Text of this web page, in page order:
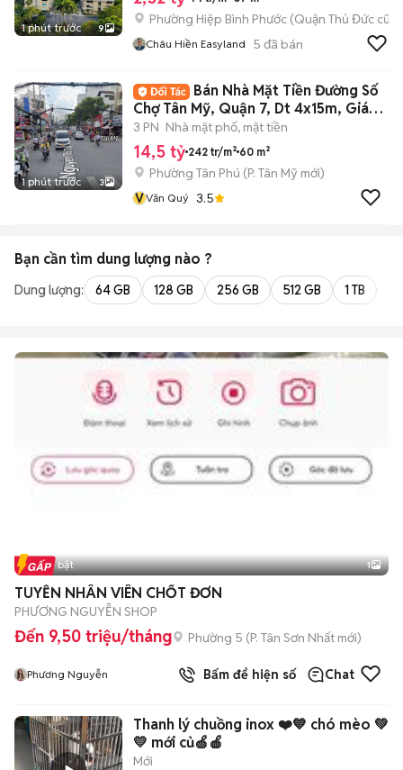
1 phút trước 9
Phường Hiệp Bình Phước (Quận Thủ Đức cũ)
Châu Hiền Easyland 5 đã bán
1 phút trước 3
Bán Nhà Mặt Tiền Đường Số
Chợ Tân Mỹ, Quận 7, Dt 4x15m, Giá
14.5 tỷ
3 PN Nhà mặt phố, mặt tiền
14,5 tỷ 242 tr/m² 60 m²
Phường Tân Phú (P. Tân Mỹ mới)
VVăn Quý 3.5
Bạn cần tìm dung lượng nào ?
Dung lượng: 64 GB 128 GB 256 GB 512 GB 1 TB
Tin nổi bật 1
TUYỄN NHÂN VIÊN CHỐT ĐƠN
PHƯƠNG NGUYỄN SHOP
Đến 9,50 triệu/tháng Phường 5 (P. Tân Sơn Nhất mới)
Phương Nguyễn Bấm để hiện số Chat
Thanh lý chuồng inox ❤️💙 chó mèo 💚
💛 mới củ🍏🍎
Mới